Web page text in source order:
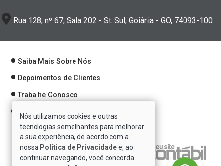
Rua 128, nº 67, Sala 202 - St. Sul, Goiânia - GO, 74093-100
Saiba Mais Sobre Nós
Depoimentos de Clientes
Trabalhe Conosco
Política de Privacidade
Verificada por
Nós utilizamos cookies e outras
tecnologias semelhantes para melhorar
a sua experiência, de acordo com a
nossa Política de Privacidadee, ao
continuar navegando, você concorda